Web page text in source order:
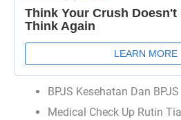
BPJS Kesehatan Dan
Medical Check Up Rutin